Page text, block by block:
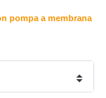
pompa a membrana